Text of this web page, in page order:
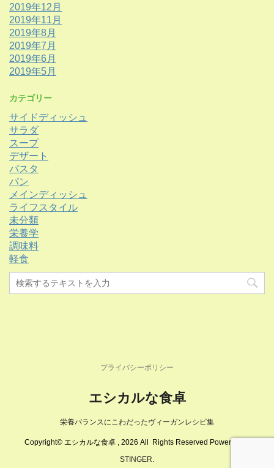
2019年12月
2019年11月
2019年8月
2019年7月
2019年6月
2019年5月
カテゴリー
サイドディッシュ
サラダ
スープ
デザート
パスタ
パン
メインディッシュ
ライフスタイル
未分類
栄養学
調味料
軽食
プライバシーポリシー
エシカルな食卓
栄養バランスにこわだったヴィーガンレシピ集
Copyright© エシカルな食卓 , 2026 All Rights Reserved Powered by
STINGER